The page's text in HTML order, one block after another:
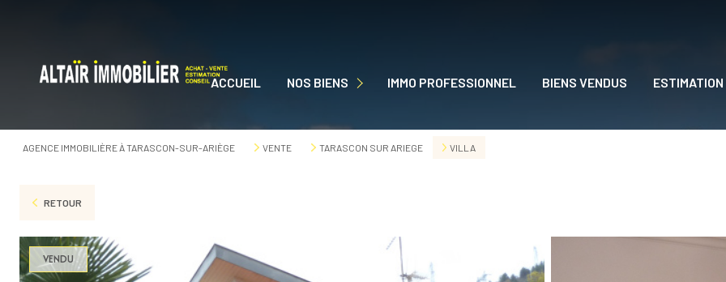
ACCUEIL NOS BIENS IMMO PROFESSIONNEL BIENS VENDUS ESTIMATION
AGENCE IMMOBILIÈRE À TARASCON-SUR-ARIÈGE VENTE TARASCON SUR ARIEGE VILLA
RETOUR
VENDU